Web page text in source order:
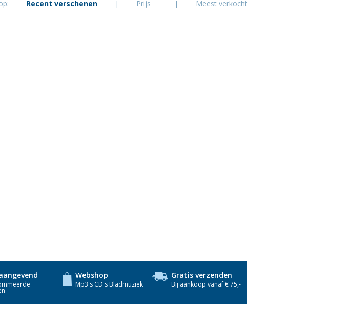
Recent verschenen | Prijs | Meest verkocht
Webshop
Mp3's CD's Bladmuziek
Gratis verzenden
Bij aankoop vanaf € 75,-